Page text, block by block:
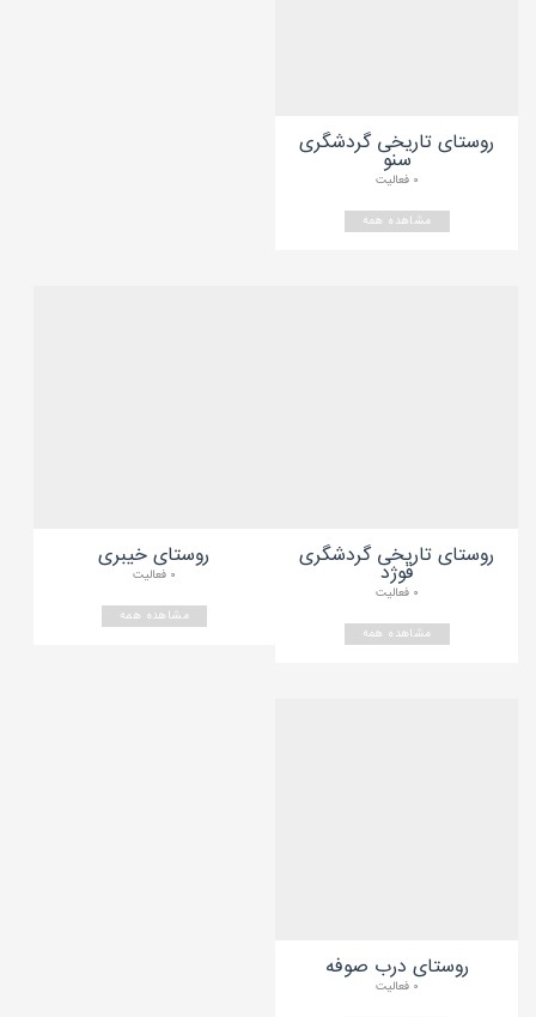
روستای تاریخی گردشگری
سنو
۰ فعالیت
مشاهده همه
روستای تاریخی گردشگری
قوژد
۰ فعالیت
مشاهده همه
روستای خیبری
۰ فعالیت
مشاهده همه
روستای درب صوفه
۰ فعالیت